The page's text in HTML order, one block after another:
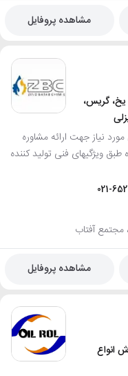
مشاهده پروفایل
گریس،
نیاز جهت ارائه مشاوره
ویژگیهای فنی تولید کننده
021-
مجتمع آفتاب
مشاهده پروفایل
انواع